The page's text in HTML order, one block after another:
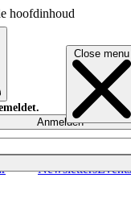
hoofdinhoud
Close menu
NewslettersEvents
Anmelden